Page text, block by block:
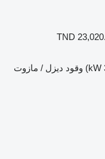
TND
وقود ديزل / مازوت